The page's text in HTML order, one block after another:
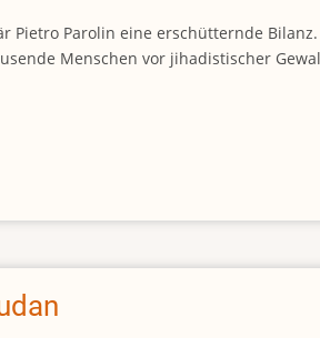
Pietro Parolin eine erschütternde
Menschen vor jihadistischer